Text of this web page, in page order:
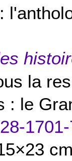
la
: le